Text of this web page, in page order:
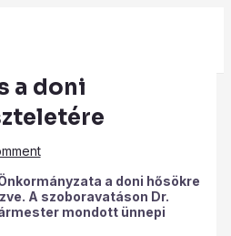
a doni
a doni hősökre
A szoboravatáson Dr.
mondott ünnepi